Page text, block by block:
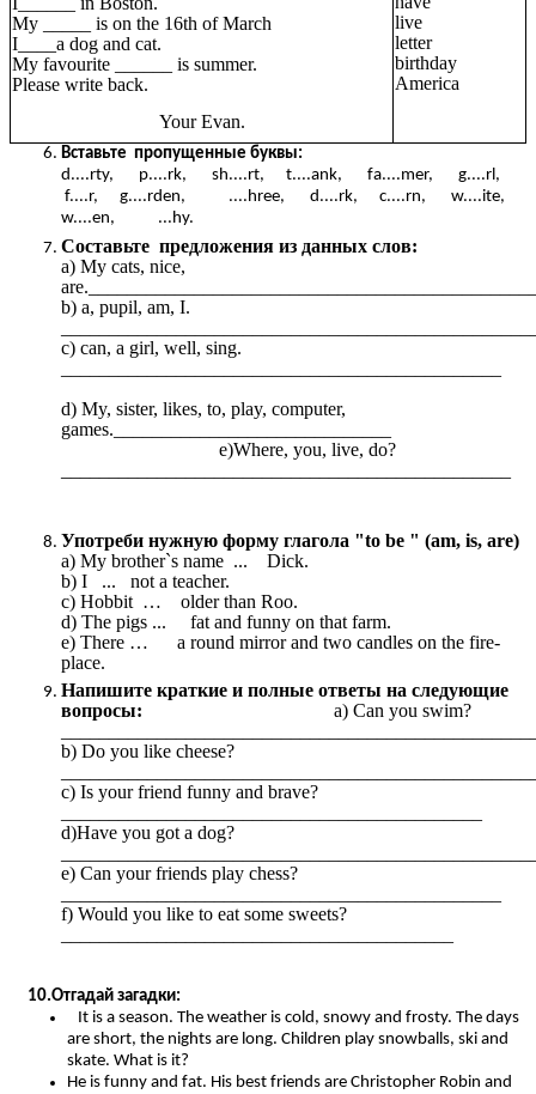
My _____ is on the 16th of March
I____a dog and cat.
My favourite ______ is summer.
Please write back.
Your Evan.
live
letter
birthday
America
Вставьте пропущенные буквы:
d....rty, p....rk, sh....rt, t....ank, fa....mer, g....rl,
f....r, g....rden, ....hree, d....rk, c....rn, w....ite,
w....en, ...hy.
Составьте предложения из данных слов:
а) My cats, nice,
b) a, pupil, am, I.
c) can, a girl, well, sing.
d) My, sister, likes, to, play, computer,
games._____________________________
e)Where, you, live, do?
Употреби нужную форму глагола "to be " (am, is, are)
a) My brother`s name ... Dick.
b) I ... not a teacher.
c) Hobbit … older than Roo.
d) The pigs ... fat and funny on that farm.
e) There … a round mirror and two candles on the fire-
place.
Напишите краткие и полные ответы на следующие
вопросы: a) Can you swim?
b) Do you like cheese?
c) Is your friend funny and brave?
d)Have you got a dog?
e) Can your friends play chess?
f) Would you like to eat some sweets?
10.Отгадай загадки:
It is a season. The weather is cold, snowy and frosty. The days
are short, the nights are long. Children play snowballs, ski and
skate. What is it?
He is funny and fat. His best friends are Christopher Robin and